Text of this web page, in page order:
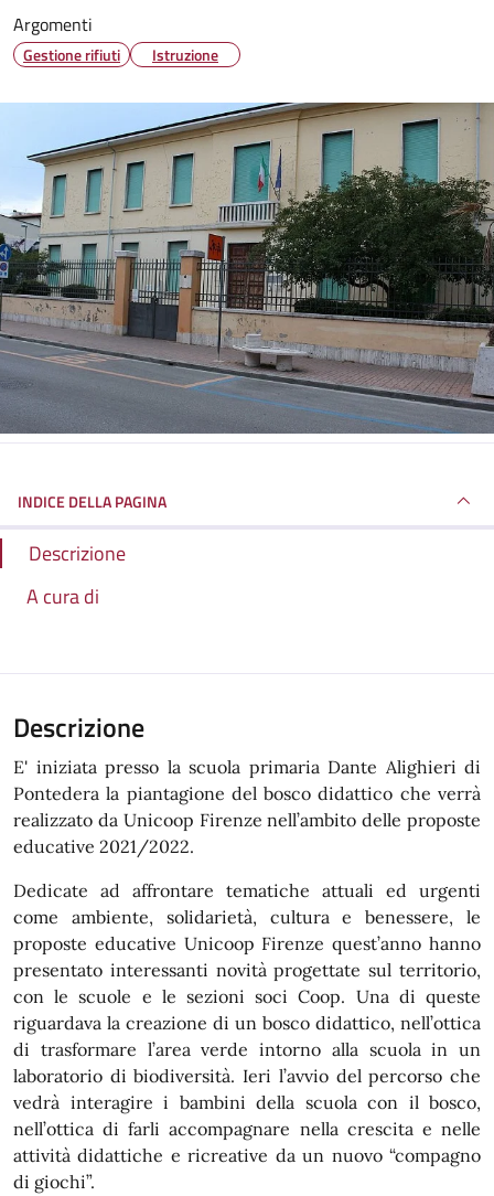
Argomenti
Gestione rifiuti Istruzione
INDICE DELLA PAGINA
Descrizione
A cura di
Descrizione
E' iniziata presso la scuola primaria Dante Alighieri di
Pontedera la piantagione del bosco didattico che verrà
realizzato da Unicoop Firenze nell’ambito delle proposte
educative 2021/2022.
Dedicate ad affrontare tematiche attuali ed urgenti
come ambiente, solidarietà, cultura e benessere, le
proposte educative Unicoop Firenze quest’anno hanno
presentato interessanti novità progettate sul territorio,
con le scuole e le sezioni soci Coop. Una di queste
riguardava la creazione di un bosco didattico, nell’ottica
di trasformare l’area verde intorno alla scuola in un
laboratorio di biodiversità. Ieri l’avvio del percorso che
vedrà interagire i bambini della scuola con il bosco,
nell’ottica di farli accompagnare nella crescita e nelle
attività didattiche e ricreative da un nuovo “compagno
di giochi”.